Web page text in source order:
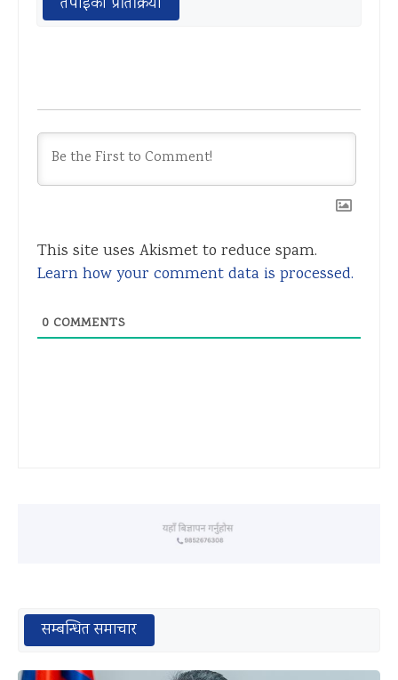
This site uses Akismet to reduce spam.
Learn how your comment data is processed.
0 COMMENTS
सम्बन्धित समाचार